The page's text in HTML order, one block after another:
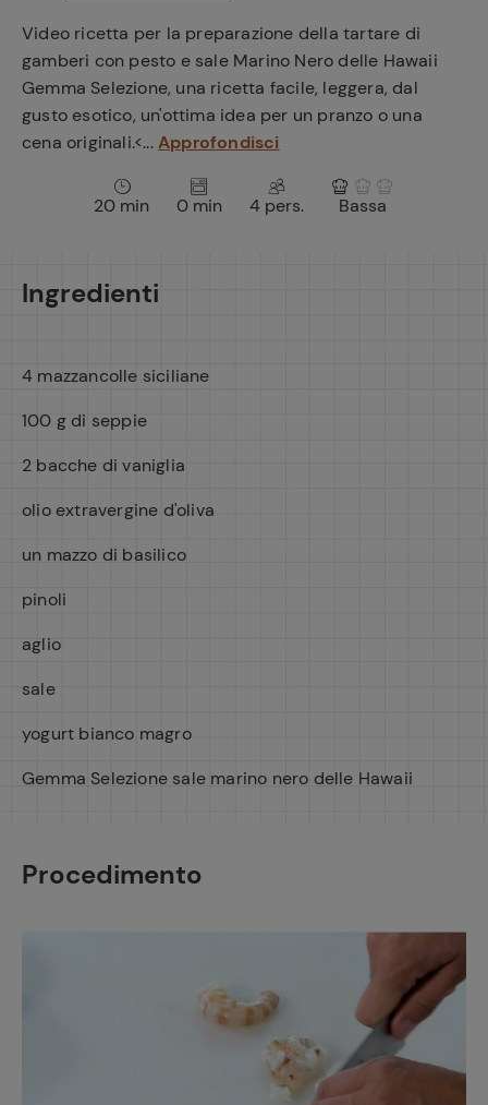
Video ricetta per la preparazione della tartare di
gamberi con pesto e sale Marino Nero delle Hawaii
Gemma Selezione, una ricetta facile, leggera, dal
gusto esotico, un'ottima idea per un pranzo o una
cena originali.<... Approfondisci
20 min 0 min 4 pers. Bassa
Ingredienti
4 mazzancolle siciliane
100 g di seppie
2 bacche di vaniglia
olio extravergine d'oliva
un mazzo di basilico
pinoli
aglio
sale
yogurt bianco magro
Gemma Selezione sale marino nero delle Hawaii
Procedimento